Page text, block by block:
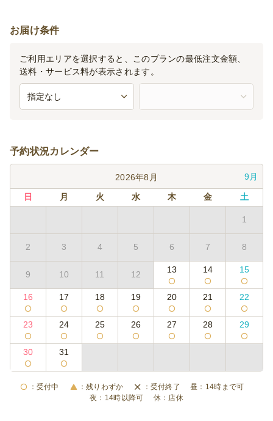
お届け条件
ご利用エリアを選択すると、このプランの最低注文金額、
送料・サービス料が表示されます。
予約状況カレンダー
2026年8月 9月
日 月 火 水 木 金 土
1
2 3 4 5 6 7 8
9 10 11 12 13 14 15
16 17 18 19 20 21 22
23 24 25 26 27 28 29
30 31
受付中 残りわずか 受付終了
14時まで可
14時以降可
店休